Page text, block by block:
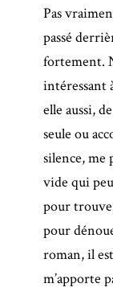
Pas
passé
fortement.
intéressant
elle aussi,
seule ou
silence,
vide qui
pour
pour
roman, il
m’apporte